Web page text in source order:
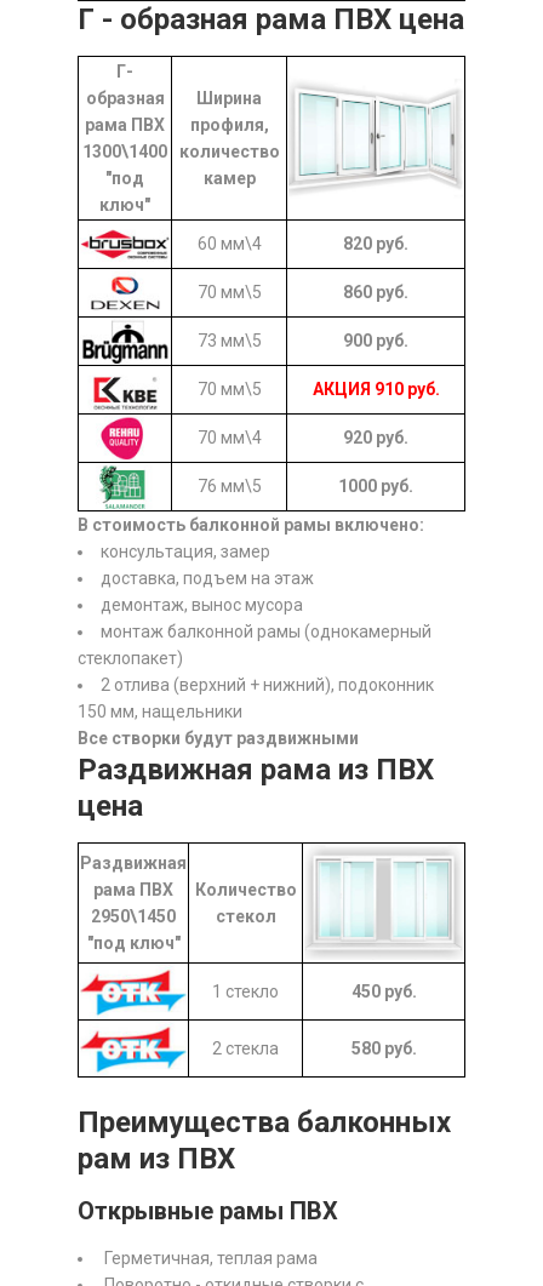
Г - образная рама ПВХ цена
Г-
образная
рама ПВХ
1300\1400
"под
ключ"
Ширина
профиля,
количество
камер
60 мм\4 820 руб.
70 мм\5 860 руб.
73 мм\5 900 руб.
70 мм\5 АКЦИЯ 910 руб.
70 мм\4 920 руб.
76 мм\5 1000 руб.
В стоимость балконной рамы включено:
консультация, замер
доставка, подъем на этаж
демонтаж, вынос мусора
монтаж балконной рамы (однокамерный
стеклопакет)
2 отлива (верхний + нижний), подоконник
150 мм, нащельники
Все створки будут раздвижными
Раздвижная рама из ПВХ
цена
Раздвижная
рама ПВХ
2950\1450
"под ключ"
Количество
стекол
1 стекло 450 руб.
2 стекла 580 руб.
Преимущества балконных
рам из ПВХ
Открывные рамы ПВХ
Герметичная, теплая рама